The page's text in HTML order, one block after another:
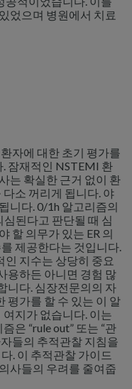
었으며 병원에서 치료
자에 대한 초기 평가를
잠재적인 NSTEMI 환
는 확실한 근거 없이 환
소 꺼리게 됩니다. 야
니다. 0/1h 알고리즘의
된다고 판단될 때 심
할 의무가 있는 ER 의
제공한다는 것입니다.
인 지수는 상당히 중요
용하든 아니면 경험 많
니다. 심장전문의의 자
평가를 할 수 있는 이 알
지가 없습니다. 이는
은 “rule out” 또는 “관
들의 추적관찰 지침을
. 이 추적관찰 가이드
사들의 우려를 줄여줍